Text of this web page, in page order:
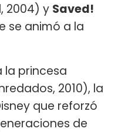
2004) y Saved!
se animó a la
la princesa
2010), la
que reforzó
de